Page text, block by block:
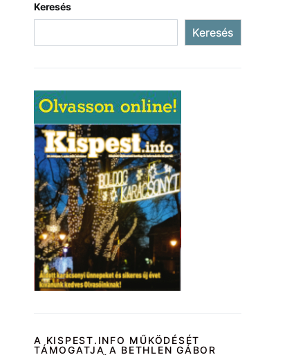
Keresés
Keresés
A KISPEST.INFO MŰKÖDÉSÉT
TÁMOGATJA A BETHLEN GÁBOR